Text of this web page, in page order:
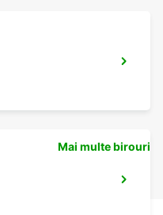
Mai multe birouri